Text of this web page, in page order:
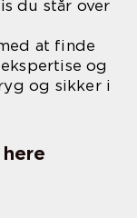
du står over
at finde
og
og sikker i